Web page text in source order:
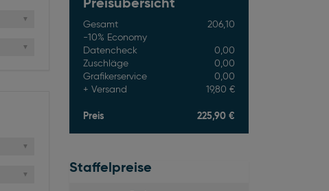
Preisübersicht
Gesamt
206,10
-10% Economy
Datencheck
0,00
Zuschläge
0,00
Grafikerservice
0,00
Versand
19,80 €
Preis 225,90 €
Staffelpreise